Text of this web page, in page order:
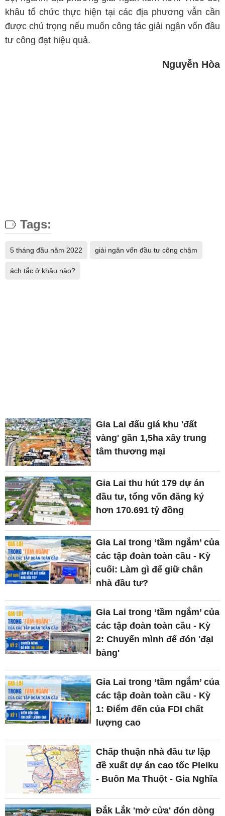
khâu tổ chức thực hiện tại các địa phương vẫn cần
được chú trọng nếu muốn công tác giải ngân vốn đầu
tư công đạt hiệu quả.
Nguyễn Hòa
Tags:
5 tháng đầu năm 2022 giải ngân vốn đầu tư công chậm
ách tắc ở khâu nào?
Gia Lai đấu giá khu 'đất
vàng' gần 1,5ha xây trung
tâm thương mại
Gia Lai thu hút 179 dự án
đầu tư, tổng vốn đăng ký
hơn 170.691 tỷ đồng
Gia Lai trong ‘tầm ngắm’ của
các tập đoàn toàn cầu - Kỳ
cuối: Làm gì để giữ chân
nhà đầu tư?
Gia Lai trong ‘tầm ngắm’ của
các tập đoàn toàn cầu - Kỳ
2: Chuyển mình để đón 'đại
bàng'
Gia Lai trong ‘tầm ngắm’ của
các tập đoàn toàn cầu - Kỳ
1: Điểm đến của FDI chất
lượng cao
Chấp thuận nhà đầu tư lập
đề xuất dự án cao tốc Pleiku
- Buôn Ma Thuột - Gia Nghĩa
Đắk Lắk 'mở cửa' đón dòng